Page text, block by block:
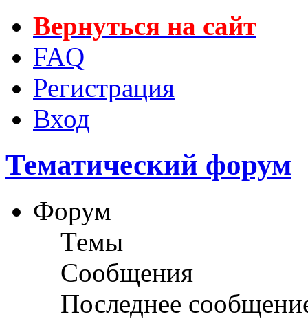
Вернуться на сайт
FAQ
Регистрация
Вход
Тематический форум
Форум
Темы
Сообщения
Последнее